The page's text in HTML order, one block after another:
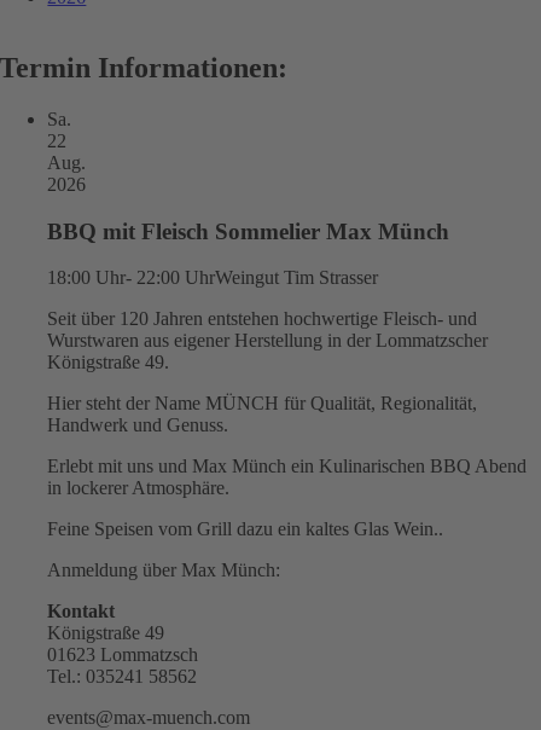
Termin Informationen:
Sa.
22
Aug.
2026
BBQ mit Fleisch Sommelier Max Münch
18:00 Uhr- 22:00 UhrWeingut Tim Strasser
Seit über 120 Jahren entstehen hochwertige Fleisch- und
Wurstwaren aus eigener Herstellung in der Lommatzscher
Königstraße 49.
Hier steht der Name MÜNCH für Qualität, Regionalität,
Handwerk und Genuss.
Erlebt mit uns und Max Münch ein Kulinarischen BBQ Abend
in lockerer Atmosphäre.
Feine Speisen vom Grill dazu ein kaltes Glas Wein..
Anmeldung über Max Münch:
Kontakt
Königstraße 49
01623 Lommatzsch
Tel.: 035241 58562
events@max-muench.com